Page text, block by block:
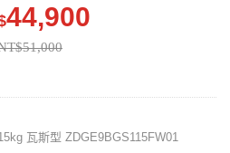
44,900
瓦斯型 ZDGE9BGS115FW01